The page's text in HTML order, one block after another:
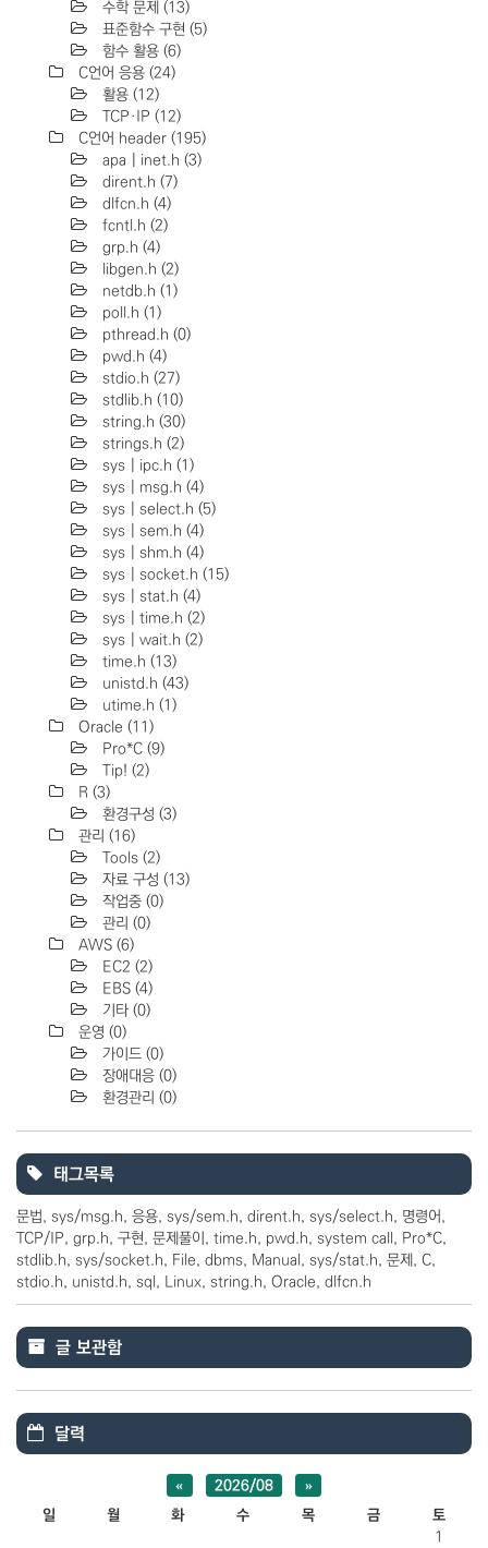
수학 문제 (13)
표준함수 구현 (5)
함수 활용 (6)
C언어 응용 (24)
활용 (12)
TCP·IP (12)
C언어 header (195)
apa | inet.h (3)
dirent.h (7)
dlfcn.h (4)
fcntl.h (2)
grp.h (4)
libgen.h (2)
netdb.h (1)
poll.h (1)
pthread.h (0)
pwd.h (4)
stdio.h (27)
stdlib.h (10)
string.h (30)
strings.h (2)
sys | ipc.h (1)
sys | msg.h (4)
sys | select.h (5)
sys | sem.h (4)
sys | shm.h (4)
sys | socket.h (15)
sys | stat.h (4)
sys | time.h (2)
sys | wait.h (2)
time.h (13)
unistd.h (43)
utime.h (1)
Oracle (11)
Pro*C (9)
Tip! (2)
R (3)
환경구성 (3)
관리 (16)
Tools (2)
자료 구성 (13)
작업중 (0)
관리 (0)
AWS (6)
EC2 (2)
EBS (4)
기타 (0)
운영 (0)
가이드 (0)
장애대응 (0)
환경관리 (0)
태그목록
문법 sys/msg.h 응용 sys/sem.h dirent.h sys/select.h
명령어
TCP/IP grp.h 구현 문제풀이 time.h pwd.h system call
Pro*C
stdlib.h
sys/socket.h File dbms Manual sys/stat.h 문제
C
stdio.h
unistd.h sql Linux string.h Oracle dlfcn.h
글 보관함
달력
« 2026/08
»
일
월 화 수 목 금
토
1